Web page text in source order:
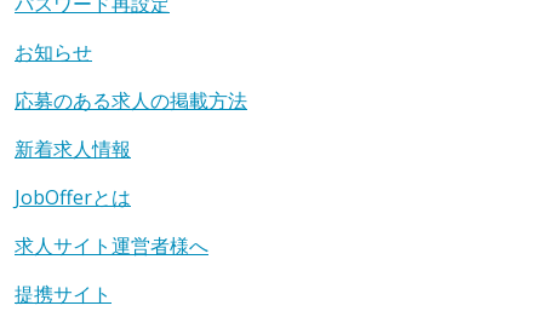
お知らせ
応募のある求人の掲載方法
新着求人情報
JobOfferとは
求人サイト運営者様へ
提携サイト